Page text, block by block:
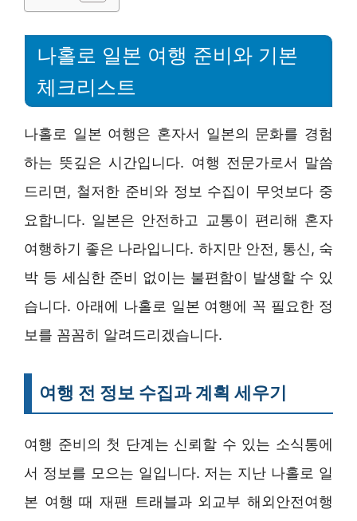
나홀로 일본 여행 준비와 기본
체크리스트
나홀로 일본 여행은 혼자서 일본의 문화를 경험
하는 뜻깊은 시간입니다. 여행 전문가로서 말씀
드리면, 철저한 준비와 정보 수집이 무엇보다 중
요합니다. 일본은 안전하고 교통이 편리해 혼자
여행하기 좋은 나라입니다. 하지만 안전, 통신, 숙
박 등 세심한 준비 없이는 불편함이 발생할 수 있
습니다. 아래에 나홀로 일본 여행에 꼭 필요한 정
보를 꼼꼼히 알려드리겠습니다.
여행 전 정보 수집과 계획 세우기
여행 준비의 첫 단계는 신뢰할 수 있는 소식통에
서 정보를 모으는 일입니다. 저는 지난 나홀로 일
본 여행 때 재팬 트래블과 외교부 해외안전여행